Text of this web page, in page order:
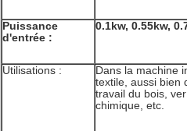
Puissance
d'entrée :
0.1kw, 0.55kw,
Utilisations :
Dans la machine
textile, aussi bien
travail du bois,
chimique, etc.